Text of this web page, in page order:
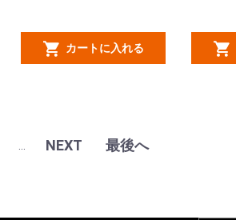
カートに入れる
NEXT 最後へ